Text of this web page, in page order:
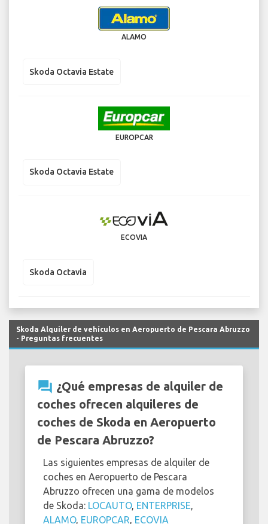
ALAMO
Skoda Octavia Estate
EUROPCAR
Skoda Octavia Estate
ECOVIA
Skoda Octavia
Skoda Alquiler de vehículos en Aeropuerto de Pescara Abruzzo
- Preguntas frecuentes
question_answer ¿Qué empresas de alquiler de
coches ofrecen alquileres de
coches de Skoda en Aeropuerto
de Pescara Abruzzo?
Las siguientes empresas de alquiler de
coches en Aeropuerto de Pescara
Abruzzo ofrecen una gama de modelos
de Skoda: LOCAUTO, ENTERPRISE
ALAMO, EUROPCAR ECOVIA